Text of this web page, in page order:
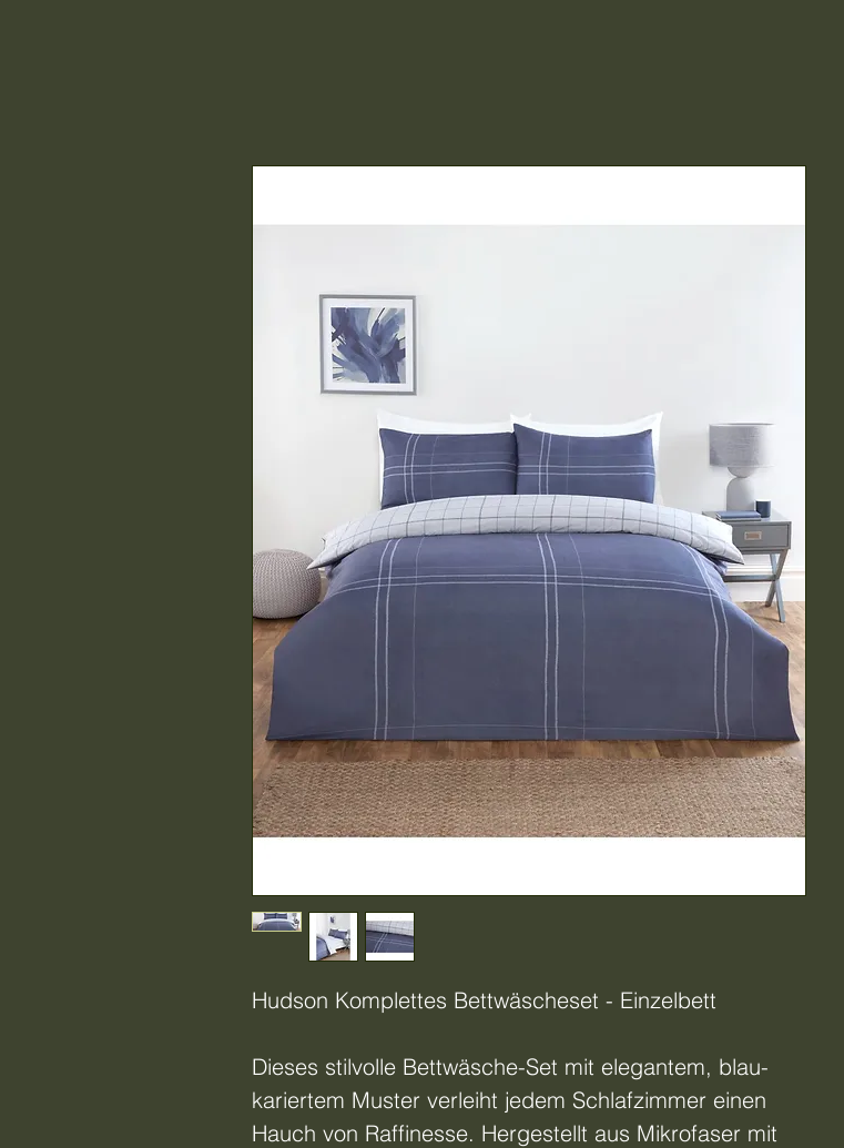
Hudson Komplettes Bettwäscheset - Einzelbett
Dieses stilvolle Bettwäsche-Set mit elegantem, blau-
kariertem Muster verleiht jedem Schlafzimmer einen
Hauch von Raffinesse. Hergestellt aus Mikrofaser mit